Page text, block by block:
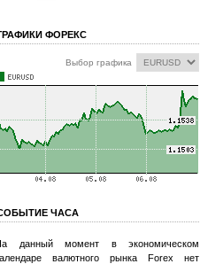
ФОРЕКС
Выбор графика
ЧАСА
данный момент в экономическом
валютного рынка Forex нет